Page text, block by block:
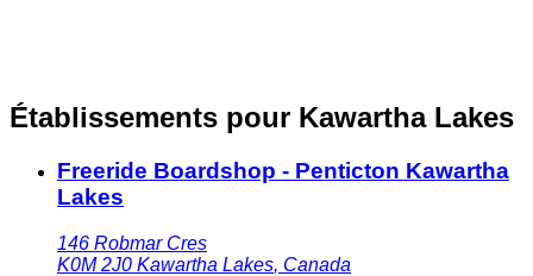
Établissements pour Kawartha Lakes
Freeride Boardshop - Penticton Kawartha
Lakes
146 Robmar Cres
K0M 2J0 Kawartha Lakes, Canada